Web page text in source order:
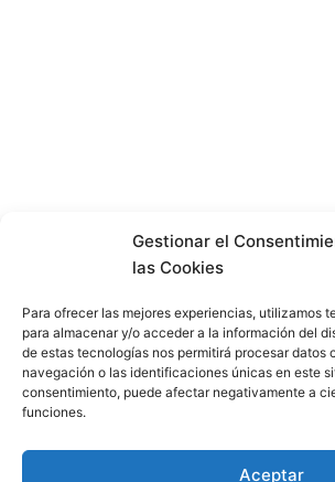
Gestionar el
las Cookies
Para ofrecer las mejores experiencias, utilizamos
para almacenar y/o acceder a la información del
de estas tecnologías nos permitirá procesar datos
navegación o las identificaciones únicas en este
consentimiento, puede afectar negativamente a
funciones.
Aceptar